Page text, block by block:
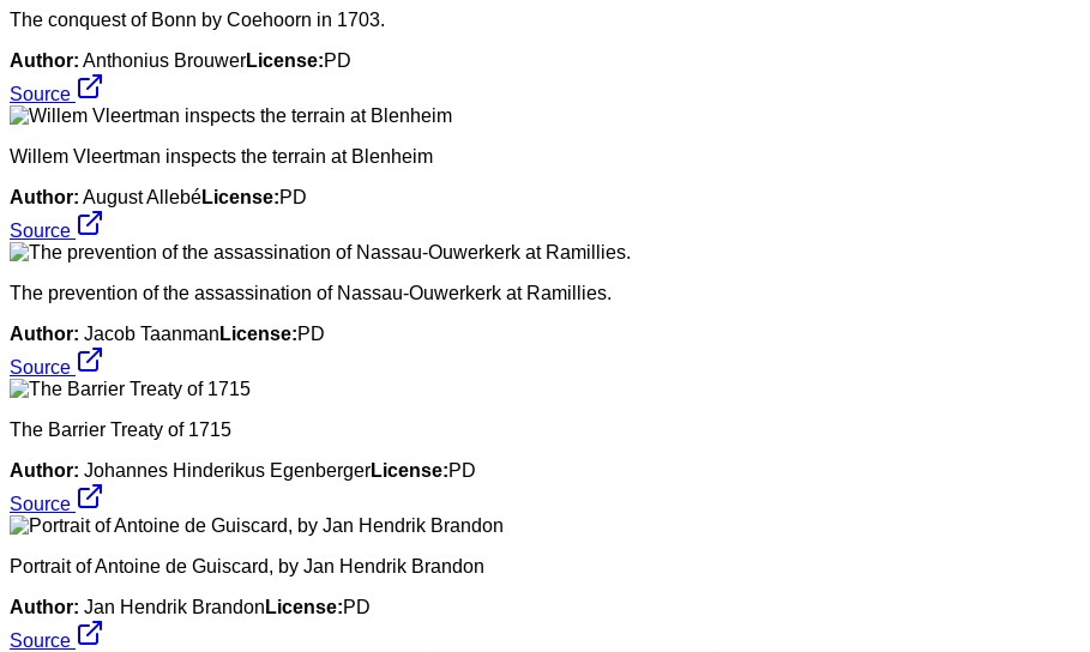
The conquest of Bonn by Coehoorn in 1703.
Author: Anthonius BrouwerLicense:PD
Source
Willem Vleertman inspects the terrain at Blenheim
Author: August AllebéLicense:PD
Source
The prevention of the assassination of Nassau-Ouwerkerk at Ramillies.
Author: Jacob Taanman License:PD
Source
The Barrier Treaty of 1715
Author: Johannes Hinderikus EgenbergerLicense:PD
Source
Portrait of Antoine de Guiscard, by Jan Hendrik Brandon
Author: Jan Hendrik Brandon License:PD
Source